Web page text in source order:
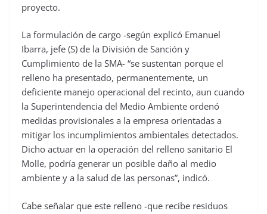
proyecto.
La formulación de cargo -según explicó Emanuel
Ibarra, jefe (S) de la División de Sanción y
Cumplimiento de la SMA- “se sustentan porque el
relleno ha presentado, permanentemente, un
deficiente manejo operacional del recinto, aun cuando
la Superintendencia del Medio Ambiente ordenó
medidas provisionales a la empresa orientadas a
mitigar los incumplimientos ambientales detectados.
Dicho actuar en la operación del relleno sanitario El
Molle, podría generar un posible daño al medio
ambiente y a la salud de las personas”, indicó.
Cabe señalar que este relleno -que recibe residuos